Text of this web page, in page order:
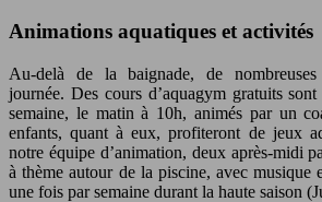
Animations aquatiques et activités
Au-delà de la baignade, de
journée. Des cours d’aquagym gratuits
semaine, le matin à 10h, animés par un
enfants, quant à eux, profiteront de jeux
notre équipe d’animation, deux après-midi
à thème autour de la piscine, avec musique
une fois par semaine durant la haute saison